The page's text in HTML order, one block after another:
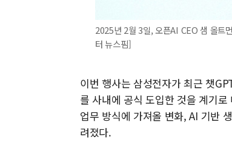
2025년 2월 3일, 오픈AI CEO 샘 올트
터 뉴스핌]
이번 행사는 삼성전자가 최근 챗
를 사내에 공식 도입한 것을 계기
업무 방식에 가져올 변화, AI 기반
려졌다.